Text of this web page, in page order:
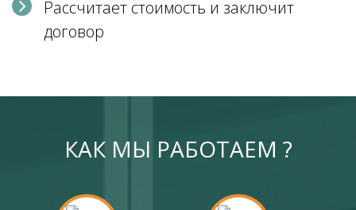
Рассчитает стоимость и заключит
договор
КАК МЫ РАБОТАЕМ ?